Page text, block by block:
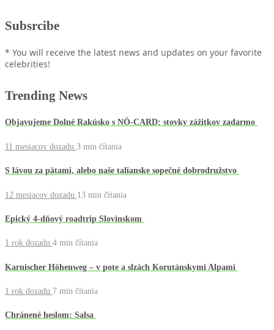
Subsrcibe
* You will receive the latest news and updates on your favorite
celebrities!
Trending News
Objavujeme Dolné Rakúsko s NÖ-CARD: stovky zážitkov zadarmo
11 mesiacov dozadu 3 min čítania
S lávou za pätami, alebo naše talianske sopečné dobrodružstvo
12 mesiacov dozadu 13 min čítania
Epický 4-dňový roadtrip Slovinskom
1 rok dozadu 4 min čítania
Karnischer Höhenweg – v pote a slzách Korutánskymi Alpami
1 rok dozadu 7 min čítania
Chránené heslom: Salsa